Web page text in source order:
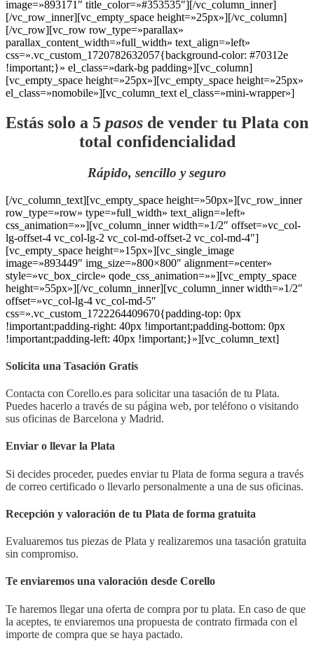
image=»893171″ title_color=»#353535″][/vc_column_inner]
[/vc_row_inner][vc_empty_space height=»25px»][/vc_column]
[/vc_row][vc_row row_type=»parallax»
parallax_content_width=»full_width» text_align=»left»
css=».vc_custom_1720782632057{background-color: #70312e
!important;}» el_class=»dark-bg padding»][vc_column]
[vc_empty_space height=»25px»][vc_empty_space height=»25px»
el_class=»nomobile»][vc_column_text el_class=»mini-wrapper»]
Estás solo a 5 pasos de vender tu Plata con
total confidencialidad
Rápido, sencillo y seguro
[/vc_column_text][vc_empty_space height=»50px»][vc_row_inner
row_type=»row» type=»full_width» text_align=»left»
css_animation=»»][vc_column_inner width=»1/2″ offset=»vc_col-
lg-offset-4 vc_col-lg-2 vc_col-md-offset-2 vc_col-md-4″]
[vc_empty_space height=»15px»][vc_single_image
image=»893449″ img_size=»800×800″ alignment=»center»
style=»vc_box_circle» qode_css_animation=»»][vc_empty_space
height=»55px»][/vc_column_inner][vc_column_inner width=»1/2″
offset=»vc_col-lg-4 vc_col-md-5″
css=».vc_custom_1722264409670{padding-top: 0px
!important;padding-right: 40px !important;padding-bottom: 0px
!important;padding-left: 40px !important;}»][vc_column_text]
Solicita una Tasación Gratis
Contacta con Corello.es para solicitar una tasación de tu Plata.
Puedes hacerlo a través de su página web, por teléfono o visitando
sus oficinas de Barcelona y Madrid.
Enviar o llevar la Plata
Si decides proceder, puedes enviar tu Plata de forma segura a través
de correo certificado o llevarlo personalmente a una de sus oficinas.
Recepción y valoración de tu Plata de forma gratuita
Evaluaremos tus piezas de Plata y realizaremos una tasación gratuita
sin compromiso.
Te enviaremos una valoración desde Corello
Te haremos llegar una oferta de compra por tu plata. En caso de que
la aceptes, te enviaremos una propuesta de contrato firmada con el
importe de compra que se haya pactado.